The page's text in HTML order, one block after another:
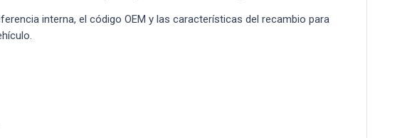
interna, el código OEM y las características del recambio para